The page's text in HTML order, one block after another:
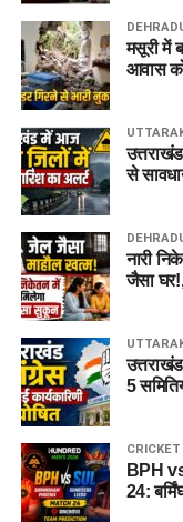
मसूरी में
आवास
से
नारी
जैसा
5
CRICKET
BPH
24: